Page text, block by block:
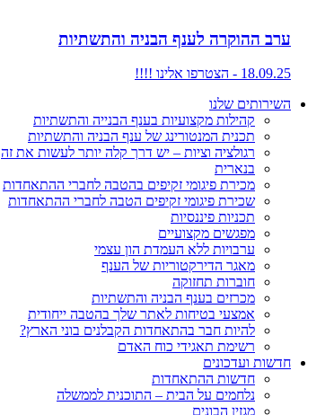
ערב ההוקרה לענף הבניה והתשתיות
18.09.25 - הצטרפו אלינו !!!!
השירותים שלנו
קהילות מקצועיות בענף הבנייה והתשתיות
תכנית המנטורינג של ענף הבניה והתשתיות
רגולציה וציות – יש דרך קלה יותר לעשות את זה
בנארית
מכירת פיגומי זקיפים בהטבה לחברי ההתאחדות
שכירת פיגומי זקיפים הטבה לחברי ההתאחדות
תכניות פיננסיות
מפגשים מקצועיים
ערבויות ללא העמדת הון עצמי
מאגר הדירקטוריות של הענף
חוברות תחזוקה
מכרזים בענף הבניה והתשתיות
אמצעי בטיחות לאתר שלך בהטבה ייחודית
להיות חבר בהתאחדות הקבלנים בוני הארץ?
רשימת תאגידי כוח האדם
חדשות ועדכונים
חדשות ההתאחדות
נלחמים על הבית – התוכנית לממשלה
מגזין הבונים